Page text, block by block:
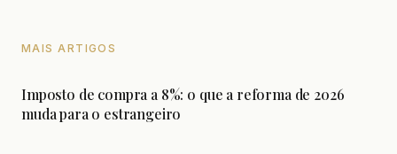
MAIS ARTIGOS
Imposto de compra a 8%: o que a reforma de 2026
muda para o estrangeiro